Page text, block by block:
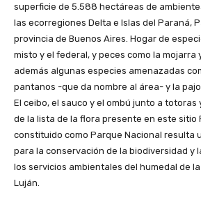
superficie de 5.588 hectáreas de
las ecorregiones Delta e Islas del Paraná,
provincia de Buenos Aires. Hogar de
misto y el federal, y peces como la mojarra
además algunas especies amenazadas
pantanos -que da nombre al área- y la
El ceibo, el sauco y el ombú junto a
de la lista de la flora presente en este sitio
constituido como Parque Nacional resulta
para la conservación de la biodiversidad y
los servicios ambientales del humedal de
Luján.